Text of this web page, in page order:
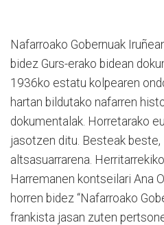
Nafarroako Gobernuak
bidez Gurs-erako bidean
1936ko estatu kolpearen
hartan bildutako nafarren
dokumentalak. Horretarako
jasotzen ditu. Besteak
altsasuarrarena.
Harremanen kontseilari Ana
horren bidez “Nafarroako
frankista jasan zuten